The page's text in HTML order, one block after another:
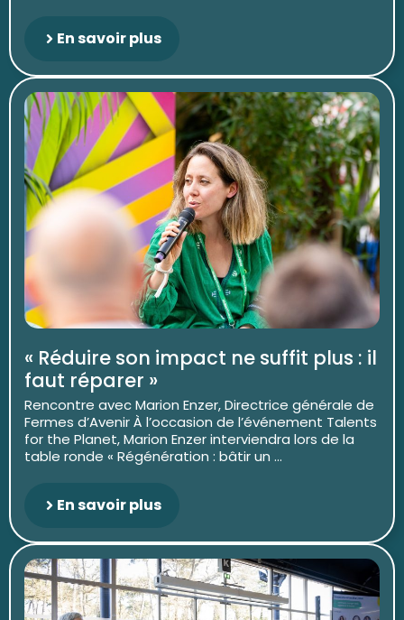
En savoir plus
« Réduire son impact ne suffit plus : il
faut réparer »
Rencontre avec Marion Enzer, Directrice générale de
Fermes d’Avenir À l’occasion de l’événement Talents
for the Planet, Marion Enzer interviendra lors de la
table ronde « Régénération : bâtir un ...
En savoir plus